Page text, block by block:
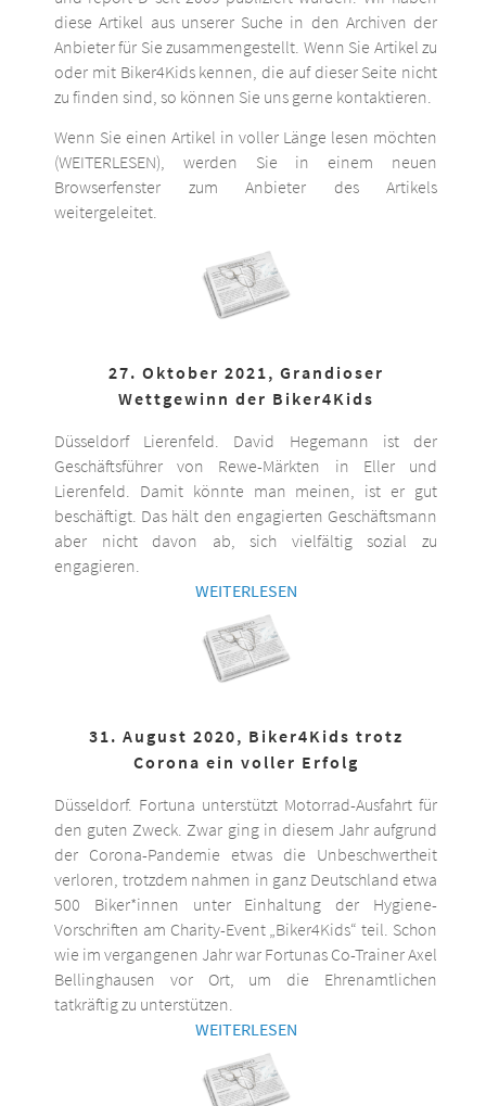
diese Artikel aus unserer Suche in den Archiven der
Anbieter für Sie zusammengestellt. Wenn Sie Artikel zu
oder mit Biker4Kids kennen, die auf dieser Seite nicht
zu finden sind, so können Sie uns gerne kontaktieren.
Wenn Sie einen Artikel in voller Länge lesen möchten
(WEITERLESEN), werden Sie in einem neuen
Browserfenster zum Anbieter des Artikels
weitergeleitet.
27. Oktober 2021, Grandioser
Wettgewinn der Biker4Kids
Düsseldorf Lierenfeld. David Hegemann ist der
Geschäftsführer von Rewe-Märkten in Eller und
Lierenfeld. Damit könnte man meinen, ist er gut
beschäftigt. Das hält den engagierten Geschäftsmann
aber nicht davon ab, sich vielfältig sozial zu
engagieren.
WEITERLESEN
31. August 2020, Biker4Kids trotz
Corona ein voller Erfolg
Düsseldorf. Fortuna unterstützt Motorrad-Ausfahrt für
den guten Zweck. Zwar ging in diesem Jahr aufgrund
der Corona-Pandemie etwas die Unbeschwertheit
verloren, trotzdem nahmen in ganz Deutschland etwa
500 Biker*innen unter Einhaltung der Hygiene-
Vorschriften am Charity-Event „Biker4Kids“ teil. Schon
wie im vergangenen Jahr war Fortunas Co-Trainer Axel
Bellinghausen vor Ort, um die Ehrenamtlichen
tatkräftig zu unterstützen.
WEITERLESEN